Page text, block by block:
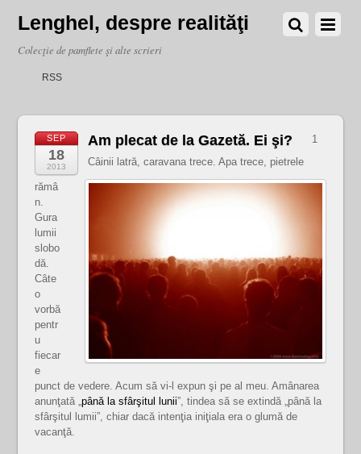
Lenghel, despre realităţi
Colecţie de pamflete şi alte scrieri
RSS
SEP
18
2013
Am plecat de la Gazetă. Ei şi?
Câinii latră, caravana trece. Apa trece, pietrele
rămâ
n.
Gura
lumii
slobo
dă.
Câte
o
vorbă
pentr
u
fiecar
e
punct de vedere. Acum să vi-l expun şi pe al meu. Amânarea
anunţată „până la sfârşitul lunii”, tindea să se extindă „până la
sfârşitul lumii”, chiar dacă intenţia iniţiala era o glumă de
vacanţă.
1